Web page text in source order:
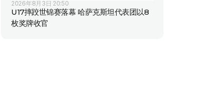
2026年8月3日 20:50
U17摔跤世锦赛落幕 哈萨克斯坦代表团以8
枚奖牌收官